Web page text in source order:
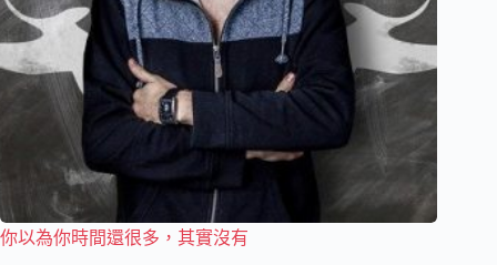
你以為你時間還很多，其實沒有